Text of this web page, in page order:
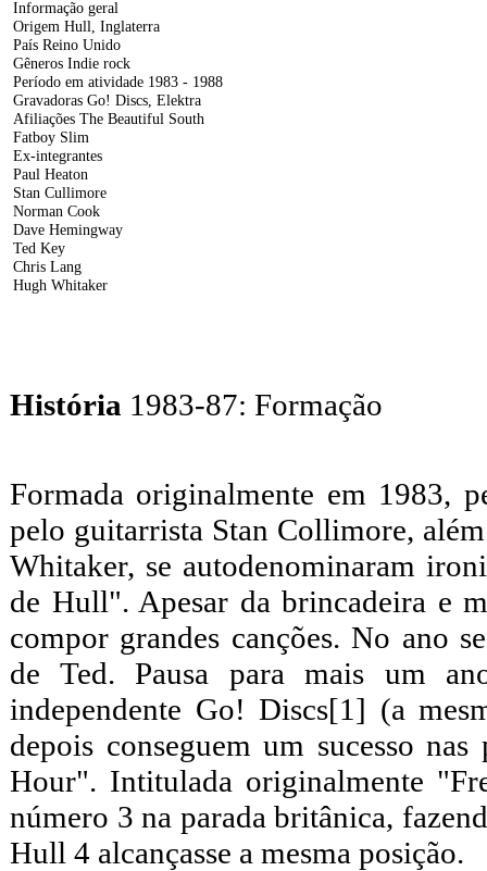
Informação geral
Origem Hull, Inglaterra
País Reino Unido
Gêneros Indie rock
Período em atividade 1983 - 1988
Gravadoras Go! Discs, Elektra
Afiliações The Beautiful South
Fatboy Slim
Ex-integrantes
Paul Heaton
Stan Cullimore
Norman Cook
Dave Hemingway
Ted Key
Chris Lang
Hugh Whitaker
História 1983-87: Formação
Formada originalmente em 1983,
pelo guitarrista Stan Collimore,
Whitaker, se autodenominaram
de Hull". Apesar da brincadeira e
compor grandes canções. No ano
de Ted. Pausa para mais um
independente Go! Discs[1] (a
depois conseguem um sucesso
Hour". Intitulada originalmente
número 3 na parada britânica,
Hull 4 alcançasse a mesma posição.